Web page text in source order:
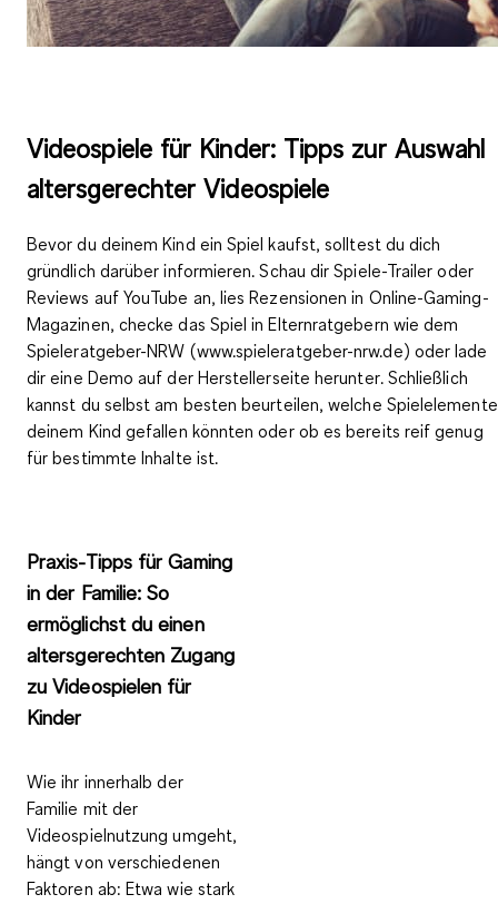
Videospiele für Kinder: Tipps zur Auswahl
altersgerechter Videospiele
Bevor du deinem Kind ein Spiel kaufst, solltest du dich
gründlich darüber informieren. Schau dir Spiele-Trailer oder
Reviews auf YouTube an, lies Rezensionen in Online-Gaming-
Magazinen, checke das Spiel in Elternratgebern wie dem
Spieleratgeber-NRW (www.spieleratgeber-nrw.de) oderlade
dir eine Demo auf der Herstellerseite herunter. Schließlich
kannst du selbst am besten beurteilen,welche Spielelemente
deinem Kind gefallen könnten oder ob es bereits reif genug
für bestimmte Inhalte ist.
Praxis-Tipps für Gaming
in der Familie: So
ermöglichst du einen
altersgerechten Zugang
zu Videospielen für
Kinder
Wie ihr innerhalb der
Familie mit der
Videospielnutzung umgeht,
hängt von verschiedenen
Faktoren ab: Etwa wie stark